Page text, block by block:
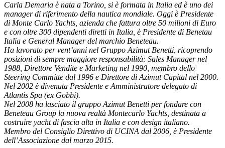
Carla Demaria è nata a Torino, si è formata in Italia ed è uno dei
manager di riferimento della nautica mondiale. Oggi è Presidente
di Monte Carlo Yachts, azienda che fattura oltre 50 milioni di Euro
e con oltre 300 dipendenti diretti in Italia, è Presidente di Benetau
Italia e General Manager del marchio Beneteau.
Ha lavorato per vent’anni nel Gruppo Azimut Benetti, ricoprendo
posizioni di sempre maggiore responsabilità: Sales Manager nel
1988, Direttore Vendite e Marketing nel 1990, membro dello
Steering Committe dal 1996 e Direttore di Azimut Capital nel 2000.
Nel 2002 è divenuta Presidente e Amministratore delegato di
Atlantis Spa (ex Gobbi).
Nel 2008 ha lasciato il gruppo Azimut Benetti per fondare con
Beneteau Group la nuova realtà Montecarlo Yachts, destinata a
costruire yacht di fascia alta in Italia e con design italiano.
Membro del Consiglio Direttivo di UCINA dal 2006, è Presidente
dell’Associazione dal marzo 2015.